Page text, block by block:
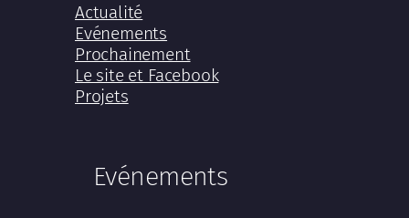
Actualité
Evénements
Prochainement
Le site et Facebook
Projets
Evénements